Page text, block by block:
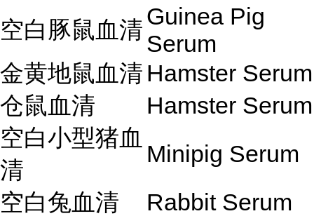
空白豚鼠血清Guinea Pig
Serum
金黄地鼠血清 Hamster Serum
仓鼠血清
Hamster Serum
空白小型猪血
清
Minipig Serum
空白兔血清
Rabbit Serum